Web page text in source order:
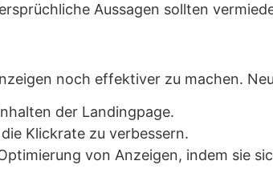
Aussagen sollten
noch effektiver zu machen.
der Landingpage.
Klickrate zu verbessern.
von Anzeigen, indem sie